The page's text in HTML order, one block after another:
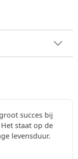
succes bij
staat op de
levensduur.